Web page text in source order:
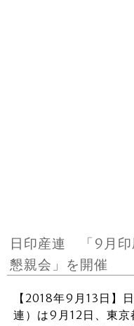
日印産連 「9月印
懇親会」を開催
【2018年9月13日】
連）は9月12日、東京